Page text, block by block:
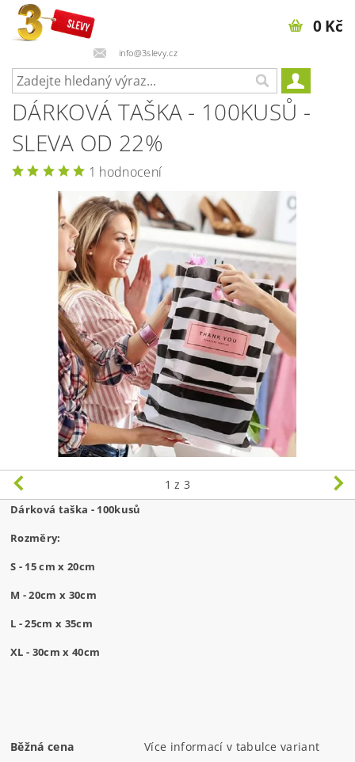
info@3slevy.cz
0 Kč
DÁRKOVÁ TAŠKA - 100KUSŮ -
SLEVA OD 22%
1 hodnocení
1 z 3
Dárková taška - 100kusů
Rozměry:
S - 15 cm x 20cm
M - 20cm x 30cm
L - 25cm x 35cm
XL - 30cm x 40cm
Běžná cena Více informací v tabulce variant